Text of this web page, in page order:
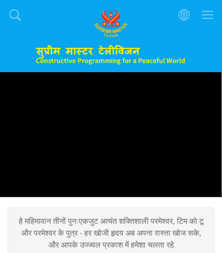
हे महिमावान तीनों पुनःएकजुट अत्यंत शक्तिशाली परमेश्वर, टिम को टू
और परमेश्वर के पुत्र - हर खोजी हृदय अब अपना रास्ता खोज सके,
और आपके उज्ज्वल प्रकाश में हमेशा चलता रहे